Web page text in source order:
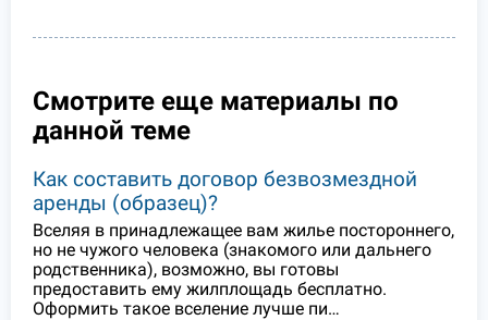
Смотрите еще материалы по
данной теме
Как составить договор безвозмездной
аренды (образец)?
Вселяя в принадлежащее вам жилье постороннего,
но не чужого человека (знакомого или дальнего
родственника), возможно, вы готовы
предоставить ему жилплощадь бесплатно.
Оформить такое вселение лучше пи…